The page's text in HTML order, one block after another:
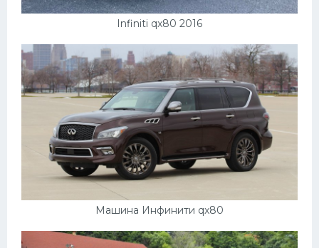
Infiniti qx80 2016
Машина Инфинити qx80
УРАЛ
Пежо
Ауди
Русские авто
Вольво
Сузуки